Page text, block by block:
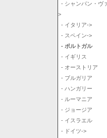
- シャンパン・ヴ
>
- イタリア->
- スペイン->
- ポルトガル
- イギリス
- オーストリア
- ブルガリア
- ハンガリー
- ルーマニア
- ジョージア
- イスラエル
- ドイツ->